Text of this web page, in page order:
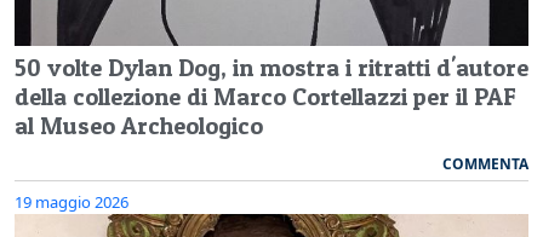
50 volte Dylan Dog, in mostra i ritratti d'autore
della collezione di Marco Cortellazzi per il PAF
al Museo Archeologico
COMMENTA
19 maggio 2026